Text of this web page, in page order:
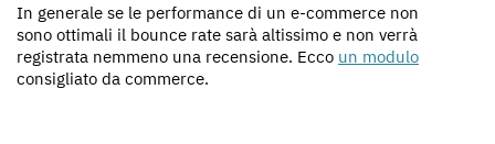
In generale se le performance di un e-commerce non
sono ottimali il bounce rate sarà altissimo e non verrà
registrata nemmeno una recensione. Ecco un modulo
consigliato da commerce.